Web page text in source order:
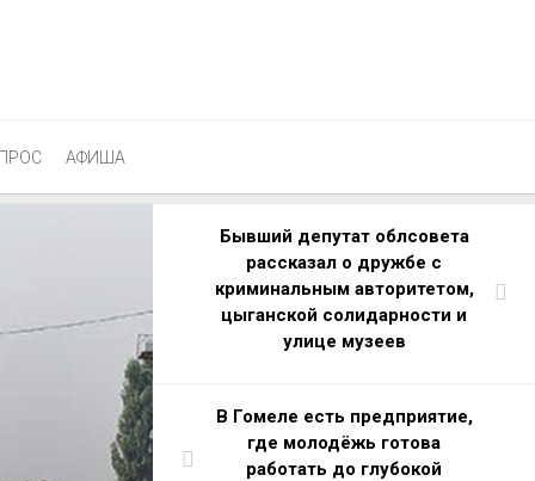
АФИША
Бывший депутат облсовета
рассказал о дружбе с
криминальным авторитетом,
цыганской солидарности и
улице музеев
В Гомеле есть предприятие,
где молодёжь готова
работать до глубокой